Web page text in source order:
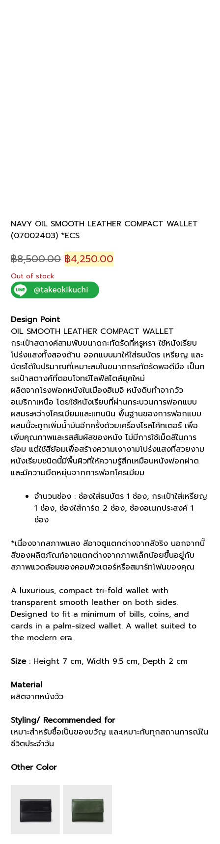
NAVY OIL SMOOTH LEATHER COMPACT WALLET
(07002403) *ECS
฿8,500.00 Original
was:
฿8,500.00.
฿4,250.00
Out of stock
Design Point
OIL SMOOTH LEATHER COMPACT WALLET
กระเป๋าสตางค์สามพับขนาดกะทัดรัดที่หรูหรา ใช้หนังเรียบ
โปร่งแสงทั้งสองด้าน ออกแบบมาให้ใส่ธนบัตร เหรียญ และ
บัตรได้ในปริมาณที่เหมาะสมในขนาดกระทัดรัดพอดีมือ เป็นก
ระเป๋าสตางค์ที่ตอบโจทย์ไลฟ์สไตล์ยุคใหม่
ผลิตจากโรงฟอกหนังในเมืองฮิเมจิ หนังดิบทำจากวัว
อเมริกาเหนือ โดยใช้หนังเรียบที่ผ่านกระบวนการฟอกแบบ
ผสมระหว่างโครเมียมและแทนนิน พื้นฐานของการฟอกแบบ
ผสมนี้จะถูกเพิ่มน้ำมันอีกครั้งด้วยเครื่องโรลโค้ทเตอร์ เพื่อ
เพิ่มคุณภาพและรสสัมผัสของหนัง ไม่มีการใช้เม็ดสีในการ
ย้อม แต่ใช้สีย้อมเพื่อสร้างความเงางามโปร่งแสงที่สวยงาม
หนังเรียบชนิดนี้มีพื้นผิวที่ให้ความรู้สึกเหมือนหนังฟอกฝาด
และมีความยืดหยุ่นจากการฟอกโครเมียม
จำนวนช่อง : ช่องใส่ธนบัตร 1 ช่อง, กระเป๋าใส่เหรียญ
1 ช่อง, ช่องใส่การ์ด 2 ช่อง, ช่องอเนกประสงค์ 1
ช่อง
*เนื่องจากสภาพแสง สีอาจดูแตกต่างจากสีจริง นอกจากนี้
สีของผลิตภัณฑ์อาจแตกต่างจากภาพเล็กน้อยขึ้นอยู่กับ
สภาพแวดล้อมของคอมพิวเตอร์หรือสมาร์ทโฟนของคุณ
A luxurious, compact tri-fold wallet with
transparent smooth leather on both sides.
Designed to fit a minimum of bills, coins, and
cards in a palm-sized wallet. A wallet suited to
the modern era.
Size: Height 7 cm, Width 9.5 cm, Depth 2 cm
Material
ผลิตจากหนังวัว
Styling/ Recommended for
เหมาะสำหรับซื้อเป็นของขวัญ และเหมาะกับทุกสถานการณ์ใน
ชีวิตประจำวัน
Other Color